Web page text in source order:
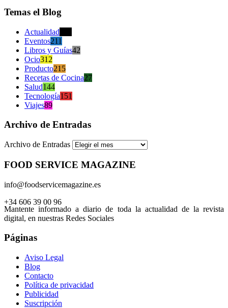
Temas el Blog
Actualidad
Eventos211
Libros y Guías42
Ocio312
Producto215
Recetas de Cocina27
Salud144
Tecnología151
Viajes89
Archivo de Entradas
Archivo de Entradas
FOOD SERVICE MAGAZINE
info@foodservicemagazine.es
+34 606 39 00 96
Mantente informado a diario de toda la actualidad de la revista
digital, en nuestras Redes Sociales
Páginas
Aviso Legal
Blog
Contacto
Política de privacidad
Publicidad
Suscripción